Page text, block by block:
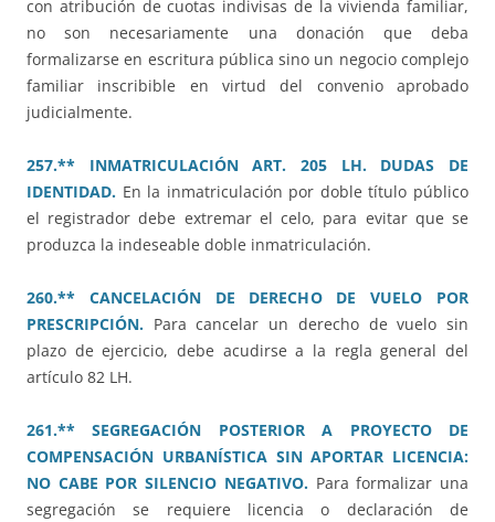
con atribución de cuotas indivisas de la vivienda familiar,
no son necesariamente una donación que deba
formalizarse en escritura pública sino un negocio complejo
familiar inscribible en virtud del convenio aprobado
judicialmente.
257.** INMATRICULACIÓN ART. 205 LH. DUDAS DE
IDENTIDAD. En la inmatriculación por doble título público
el registrador debe extremar el celo, para evitar que se
produzca la indeseable doble inmatriculación.
260.** CANCELACIÓN DE DERECHO DE VUELO POR
PRESCRIPCIÓN. Para cancelar un derecho de vuelo sin
plazo de ejercicio, debe acudirse a la regla general del
artículo 82 LH.
261.** SEGREGACIÓN POSTERIOR A PROYECTO DE
COMPENSACIÓN URBANÍSTICA SIN APORTAR LICENCIA:
NO CABE POR SILENCIO NEGATIVO.Para formalizar una
segregación se requiere licencia o declaración de